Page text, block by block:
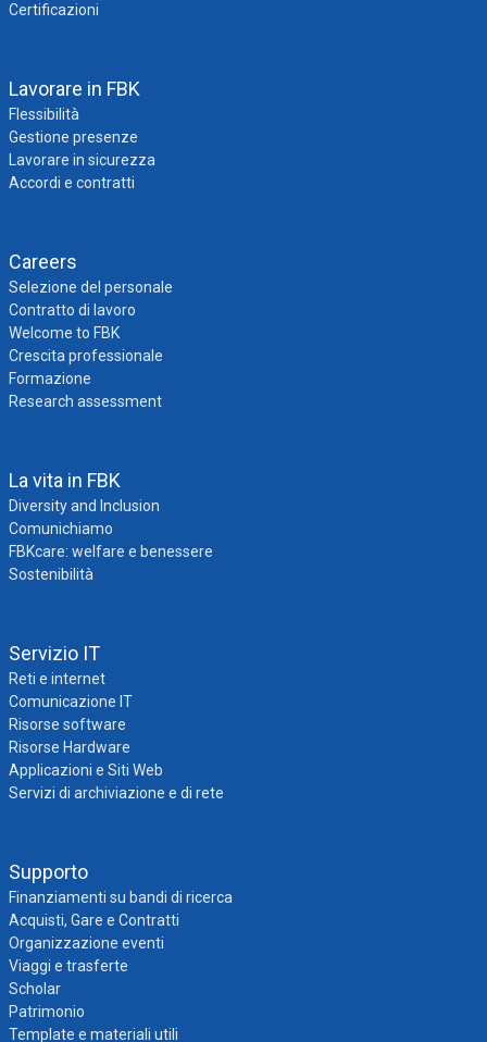
Certificazioni
Lavorare in FBK
Flessibilità
Gestione presenze
Lavorare in sicurezza
Accordi e contratti
Careers
Selezione del personale
Contratto di lavoro
Welcome to FBK
Crescita professionale
Formazione
Research assessment
La vita in FBK
Diversity and Inclusion
Comunichiamo
FBKcare: welfare e benessere
Sostenibilità
Servizio IT
Reti e internet
Comunicazione IT
Risorse software
Risorse Hardware
Applicazioni e Siti Web
Servizi di archiviazione e di rete
Supporto
Finanziamenti su bandi di ricerca
Acquisti, Gare e Contratti
Organizzazione eventi
Viaggi e trasferte
Scholar
Patrimonio
Template e materiali utili